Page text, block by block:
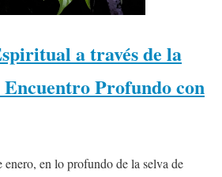
a través de la
Encuentro Profundo con
en lo profundo de la selva de